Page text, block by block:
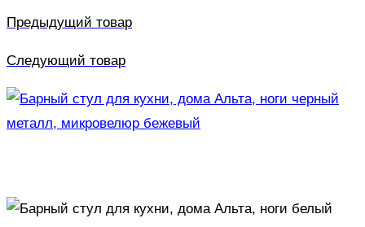
Предыдущий товар
Следующий товар